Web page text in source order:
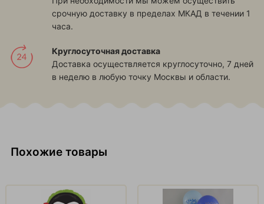
срочную доставку в пределах МКАД в течении 1
часа.
Круглосуточная доставка
Доставка осуществляется круглосуточно, 7 дней
в неделю в любую точку Москвы и области.
Похожие товары